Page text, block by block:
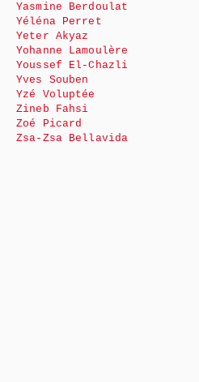
Yasmine Berdoulat
Yéléna Perret
Yeter Akyaz
Yohanne Lamoulère
Youssef El-Chazli
Yves Souben
Yzé Voluptée
Zineb Fahsi
Zoé Picard
Zsa-Zsa Bellavida